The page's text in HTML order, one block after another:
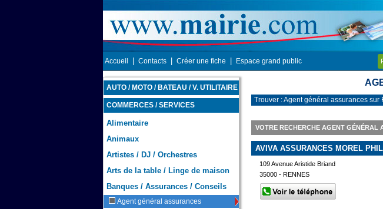
Accueil Contacts Créer une fiche Espace grand public
AUTO / MOTO / BATEAU / V. UTILITAIRE
COMMERCES / SERVICES
Alimentaire
Animaux
Artistes / DJ / Orchestres
Arts de la table / Linge de maison
Banques / Assurances / Conseils
Agent général assurances
Trouver : Agent général assurances sur
VOTRE RECHERCHE AGENT GÉNÉRAL
AVIVA ASSURANCES MOREL
109 Avenue Aristide Briand
35000 - RENNES